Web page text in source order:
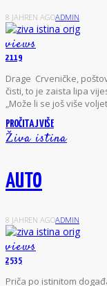
8 JAHREN AGOADMIN
views
2119
Drage Crveničke,
čisti, to je zaista lipa
„Može li se još više
PROČITAJ VIŠE
Živa istina
AUTO
8 JAHREN AGOADMIN
views
2535
Priča po istinitom